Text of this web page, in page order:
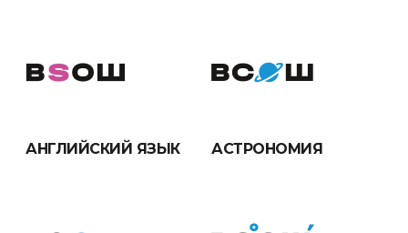
АНГЛИЙСКИЙ ЯЗЫК АСТРОНОМИЯ